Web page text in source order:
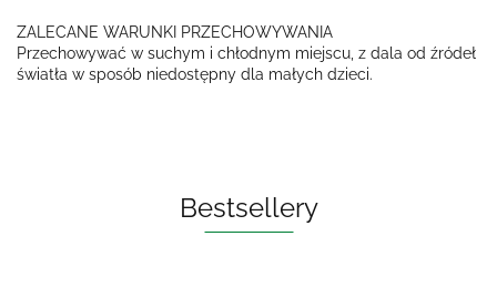
ZALECANE WARUNKI PRZECHOWYWANIA
Przechowywać w suchym i chłodnym miejscu, z dala od źródeł
światła w sposób niedostępny dla małych dzieci.
Bestsellery